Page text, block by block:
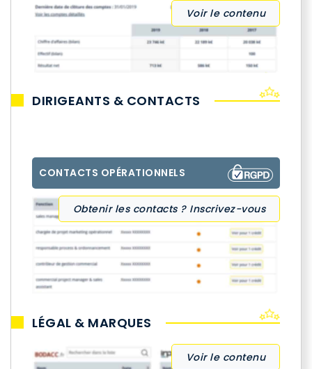
Voir le contenu
DIRIGEANTS & CONTACTS
CONTACTS OPÉRATIONNELS
Obtenir les contacts ? Inscrivez-vous
LÉGAL & MARQUES
Voir le contenu